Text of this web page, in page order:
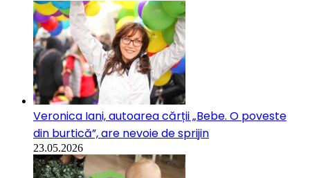
Veronica Iani, autoarea cărții „Bebe. O poveste
din burtică”, are nevoie de sprijin
23.05.2026